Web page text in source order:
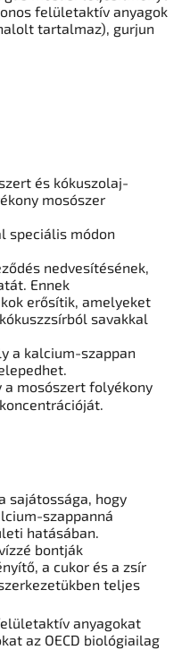
felületaktív anyagok
tartalmaz), gurjun
és kókuszolaj-
mosószer
speciális módon
nedvesítésének,
. Ennek
erősítik, amelyeket
savakkal
a kalcium-szappan
a mosószert folyékony
sajátossága, hogy
szappanná
hatásában.
bontják
a cukor és a zsír
teljes
anyagokat
az OECD biológiailag